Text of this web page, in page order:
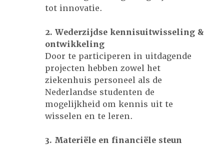
tot innovatie.
2. Wederzijdse kennisuitwisseling &
ontwikkeling
Door te participeren in uitdagende
projecten hebben zowel het
ziekenhuis personeel als de
Nederlandse studenten de
mogelijkheid om kennis uit te
wisselen en te leren.
3. Materiële en financiële steun